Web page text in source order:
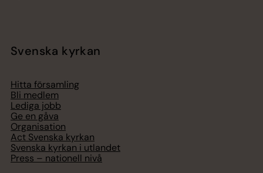
Svenska kyrkan
Hitta församling
Bli medlem
Lediga jobb
Ge en gåva
Organisation
Act Svenska kyrkan
Svenska kyrkan i utlandet
Press – nationell nivå